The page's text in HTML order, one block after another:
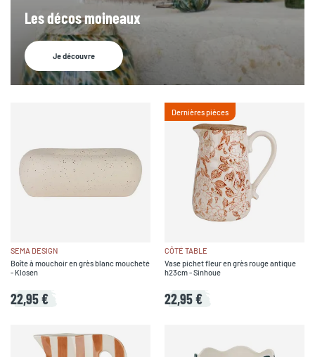
Les décos moineaux
Je découvre
SEMA DESIGN
Boîte à mouchoir en grès blanc moucheté
- Klosen
22,95 €
Dernières pièces
CÔTÉ TABLE
Vase pichet fleur en grès rouge antique
h23cm - Sinhoue
22,95 €